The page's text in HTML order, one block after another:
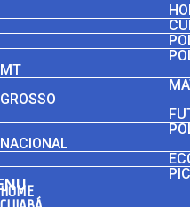
MT
GROSSO
NACIONAL
HOME